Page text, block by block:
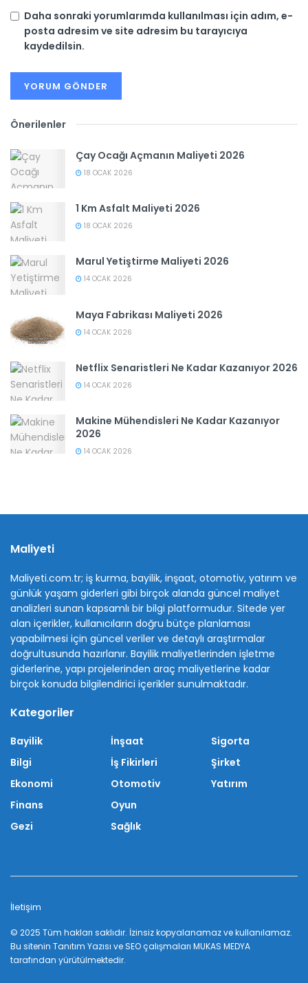
Daha sonraki yorumlarımda kullanılması için adım, e-
posta adresim ve site adresim bu tarayıcıya
kaydedilsin.
Önerilenler
Çay Ocağı Açmanın Maliyeti 2026
18 OCAK 2026
1 Km Asfalt Maliyeti 2026
18 OCAK 2026
Marul Yetiştirme Maliyeti 2026
14 OCAK 2026
Maya Fabrikası Maliyeti 2026
14 OCAK 2026
Netflix Senaristleri Ne Kadar Kazanıyor 2026
14 OCAK 2026
Makine Mühendisleri Ne Kadar Kazanıyor
2026
14 OCAK 2026
Maliyeti
Maliyeti.com.tr; iş kurma, bayilik, inşaat, otomotiv, yatırım ve
günlük yaşam giderleri gibi birçok alanda güncel maliyet
analizleri sunan kapsamlı bir bilgi platformudur. Sitede yer
alan içerikler, kullanıcıların doğru bütçe planlaması
yapabilmesi için güncel veriler ve detaylı araştırmalar
doğrultusunda hazırlanır. Bayilik maliyetlerinden işletme
giderlerine, yapı projelerinden araç maliyetlerine kadar
birçok konuda bilgilendirici içerikler sunulmaktadır.
Kategoriler
Bayilik
Bilgi
Ekonomi
Finans
Gezi
İnşaat
İş Fikirleri
Otomotiv
Oyun
Sağlık
Sigorta
Şirket
Yatırım
İletişim
© 2025 Tüm hakları saklıdır. İzinsiz kopyalanamaz ve kullanılamaz.
Bu sitenin Tanıtım Yazısı ve SEO çalışmaları MUKAS MEDYA
tarafından yürütülmektedir.